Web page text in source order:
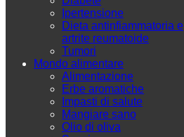
Ipertensione
Dieta antinfiammatoria e
artrite reumatoide
Tumori
Mondo alimentare
Alimentazione
Erbe aromatiche
Impasti di salute
Mangiare sano
Olio di oliva